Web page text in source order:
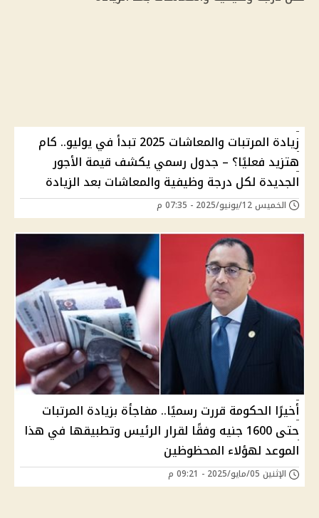
زيادة المرتبات والمعاشات 2025 تبدأ في يوليو.. كام
هتزيد فعليًا؟ – جدول رسمي يكشف قيمة الأجور
الجديدة لكل درجة وظيفية والمعاشات بعد الزيادة
الخميس 12/يونيو/2025 - 07:35 م
أخيرًا الحكومة قررت رسميًا.. مفاجأة بزيادة المرتبات
حتى 1600 جنيه وفقًا لقرار الرئيس وتطبيقها في هذا
الموعد لهؤلاء المحظوظين
الإثنين 05/مايو/2025 - 09:21 م